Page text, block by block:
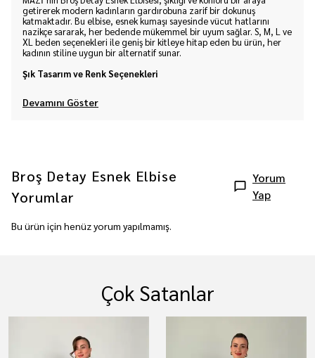
getirerek modern kadınların gardırobuna zarif bir dokunuş
katmaktadır. Bu elbise, esnek kumaşı sayesinde vücut hatlarını
nazikçe sararak, her bedende mükemmel bir uyum sağlar. S, M, L ve
XL beden seçenekleri ile geniş bir kitleye hitap eden bu ürün, her
kadının stiline uygun bir alternatif sunar.
Şık Tasarım ve Renk Seçenekleri
Devamını Göster
Broş Detay Esnek Elbise
Yorumlar
Yorum
Yap
Bu ürün için henüz yorum yapılmamış.
Çok Satanlar